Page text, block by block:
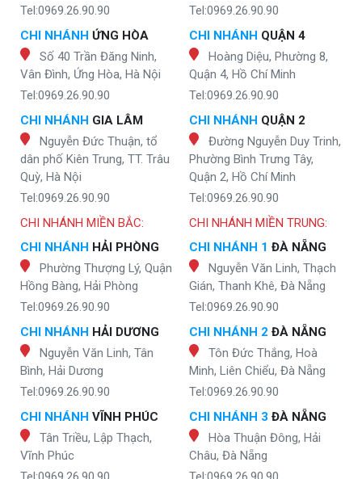
Tel:0969.26.90.90
CHI NHÁNH ỨNG HÒA
Số 40 Trần Đăng Ninh,
Vân Đình, Ứng Hòa, Hà Nội
Tel:0969.26.90.90
CHI NHÁNH GIA LÂM
Nguyễn Đức Thuận, tổ
dân phố Kiên Trung, TT. Trâu
Quỳ, Hà Nội
Tel:0969.26.90.90
Tel:0969.26.90.90
CHI NHÁNH QUẬN 4
Hoàng Diệu, Phường 8,
Quận 4, Hồ Chí Minh
Tel:0969.26.90.90
CHI NHÁNH QUẬN 2
Đường Nguyễn Duy Trinh,
Phường Bình Trưng Tây,
Quận 2, Hồ Chí Minh
Tel:0969.26.90.90
CHI NHÁNH MIỀN BẮC:
CHI NHÁNH HẢI PHÒNG
Phường Thượng Lý, Quận
Hồng Bàng, Hải Phòng
Tel:0969.26.90.90
CHI NHÁNH HẢI DƯƠNG
Nguyễn Văn Linh, Tân
Bình, Hải Dương
Tel:0969.26.90.90
CHI NHÁNH VĨNH PHÚC
Tân Triều, Lập Thạch,
Vĩnh Phúc
CHI NHÁNH MIỀN TRUNG:
CHI NHÁNH 1 ĐÀ NẴNG
Nguyễn Văn Linh, Thạch
Gián, Thanh Khê, Đà Nẵng
Tel:0969.26.90.90
CHI NHÁNH 2 ĐÀ NẴNG
Tôn Đức Thắng, Hoà
Minh, Liên Chiểu, Đà Nẵng
Tel:0969.26.90.90
CHI NHÁNH 3 ĐÀ NẴNG
Hòa Thuận Đông, Hải
Châu, Đà Nẵng